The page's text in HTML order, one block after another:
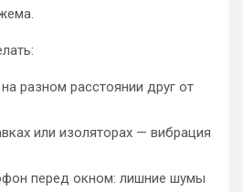
разном расстоянии друг от
или изоляторах — вибрация
перед окном: лишние шумы